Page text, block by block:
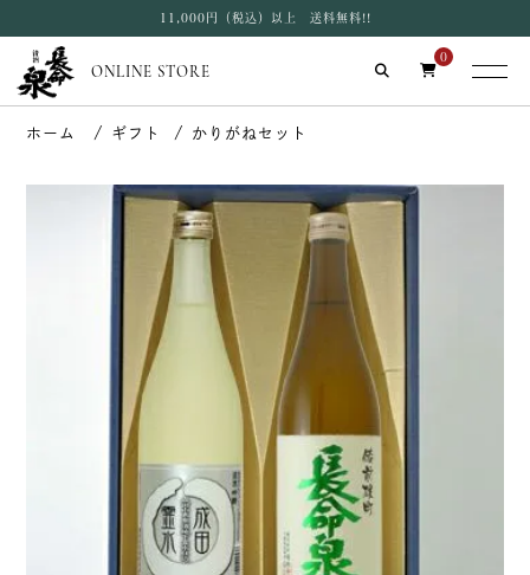
11,000円（税込）以上 送料無料!!
ONLINE STORE
0
ギフト かりがねセット